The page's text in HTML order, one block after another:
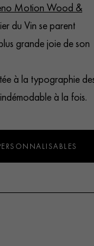
Motion Wood &
du Vin se parent
grande joie de son
à la typographie
à la fois.